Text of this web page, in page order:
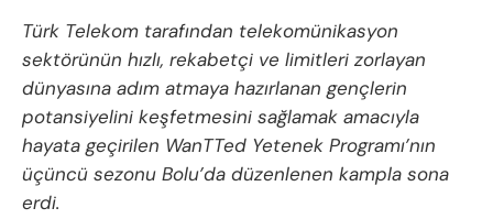
Türk Telekom tarafından telekomünikasyon
sektörünün hızlı, rekabetçi ve limitleri zorlayan
dünyasına adım atmaya hazırlanan gençlerin
potansiyelini keşfetmesini sağlamak amacıyla
hayata geçirilen WanTTed Yetenek Programı’nın
üçüncü sezonu Bolu’da düzenlenen kampla sona
erdi.